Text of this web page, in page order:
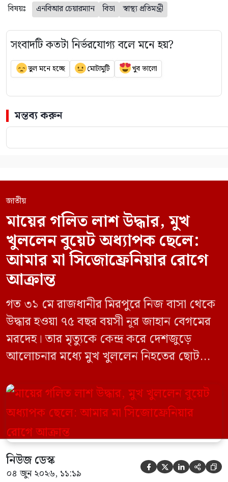
বিষয়ঃ এনবিআর চেয়ারম্যান বিডা স্বাস্থ্য প্রতিমন্ত্রী
সংবাদটি কতটা নির্ভরযোগ্য বলে মনে হয়?
ভুল মনে হচ্ছে মোটামুটি খুব ভালো
মন্তব্য করুন
জাতীয়
মায়ের গলিত লাশ উদ্ধার, মুখ
খুললেন বুয়েট অধ্যাপক ছেলে:
আমার মা সিজোফ্রেনিয়ার রোগে
আক্রান্ত
গত ৩১ মে রাজধানীর মিরপুরে নিজ বাসা থেকে
উদ্ধার হওয়া ৭৫ বছর বয়সী নূর জাহান বেগমের
মরদেহ। তার মৃত্যুকে কেন্দ্র করে দেশজুড়ে
আলোচনার মধ্যে মুখ খুললেন নিহতের ছোট
(বুয়েট) অধ্যাপক একেএম আশিকুর রহমান।
তিনি পরিবারের বিরুদ্ধে ছড়ানো বিভিন্ন তথ্যকে
মিথ্যা বলে দাবি করেছেন। বুধবার (৩ জুন)
গণমাধ্যমে দেওয়া বক্তব্যে তিনি এই […]
নিউজ ডেস্ক
০৪ জুন ২০২৬, ১১:১৯     